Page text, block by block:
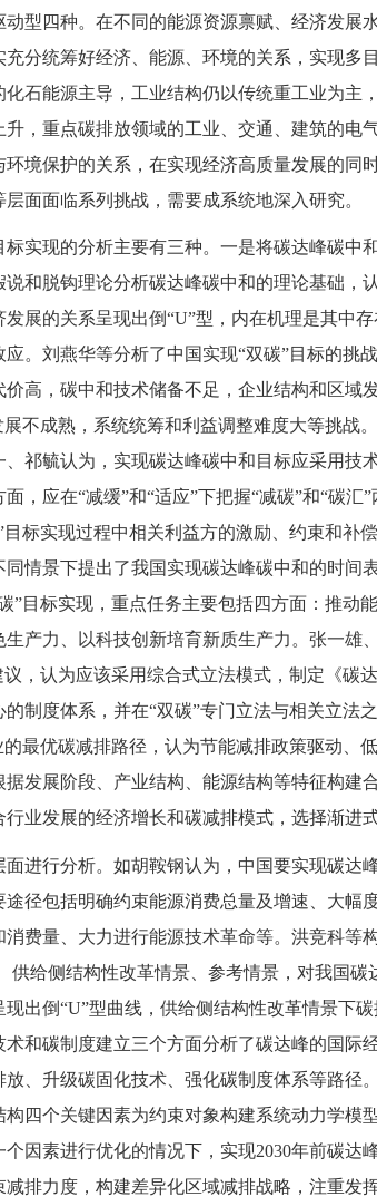
型四种。在不同的能源资源禀赋、经济发展
分统筹好经济、能源、环境的关系，实现多
石能源主导，工业结构仍以传统重工业为主
，重点碳排放领域的工业、交通、建筑的电
境保护的关系，在实现经济高质量发展的同
面面临系列挑战，需要成系统地深入研究。
实现的分析主要有三种。一是将碳达峰碳中
和脱钩理论分析碳达峰碳中和的理论基础，
展的关系呈现出倒“U”型，内在机理是其中
。刘燕华等分析了中国实现“双碳”目标的挑
高，碳中和技术储备不足，企业结构和区域
不成熟，系统统筹和利益调整难度大等挑战
祁毓认为，实现碳达峰碳中和目标应采用技
，应在“减缓”和“适应”下把握“减碳”和“碳汇
标实现过程中相关利益方的激励、约束和补
情景下提出了我国实现碳达峰碳中和的时间
”目标实现，重点任务主要包括四方面：推动
产力、以科技创新培育新质生产力。张一雄
，认为应该采用综合式立法模式，制定《碳
制度体系，并在“双碳”专门立法与相关立法之
最优碳减排路径，认为节能减排政策驱动、
发展阶段、产业结构、能源结构等特征构建
业发展的经济增长和碳减排模式，选择渐进式
进行分析。如胡鞍钢认为，中国要实现碳达
径包括明确约束能源消费总量及增速、大幅
费量、大力进行能源技术革命等。洪竞科等
供给侧结构性改革情景、参考情景，对我国碳
出倒“U”型曲线，供给侧结构性改革情景下
和碳制度建立三个方面分析了碳达峰的国际
、升级碳固化技术、强化碳制度体系等路径
四个关键因素为约束对象构建系统动力学模
因素进行优化的情况下，实现2030年前碳达
排力度，构建差异化区域减排战略，注重发